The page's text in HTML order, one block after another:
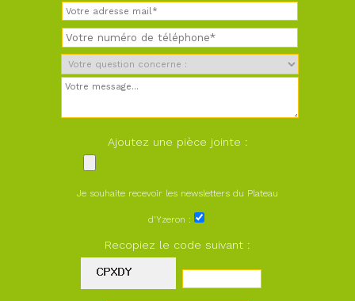
Ajoutez une pièce jointe :
Je souhaite recevoir les newsletters du Plateau
d'Yzeron :
Recopiez le code suivant :